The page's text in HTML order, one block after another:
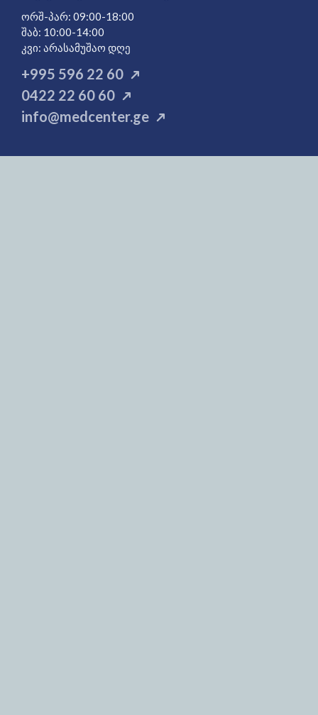
ორშ-პარ: 09:00-18:00
შაბ: 10:00-14:00
კვი: არასამუშაო დღე
+995 596 22 60
0422 22 60 60
info@medcenter.ge